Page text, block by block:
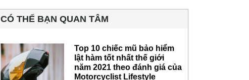
CÓ THỂ BẠN QUAN TÂM
Top 10 chiếc mũ bảo hiểm
lật hàm tốt nhất thế giới
năm 2021 theo đánh giá của
Motorcyclist Lifestyle